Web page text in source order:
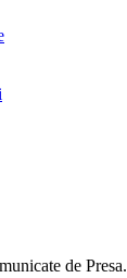
de Presa.